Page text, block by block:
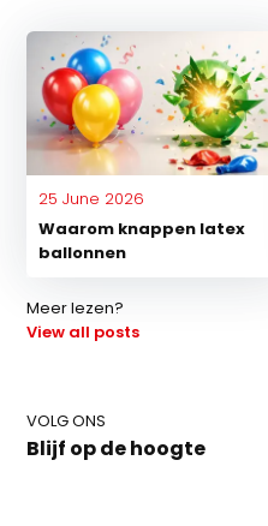
Multi Color Bow - 14 inch -
Grabo
In stock
Meer lezen?
View all posts
25 June 2026
Waarom knappen latex
ballonnen
VOLG ONS
Blijf op de hoogte